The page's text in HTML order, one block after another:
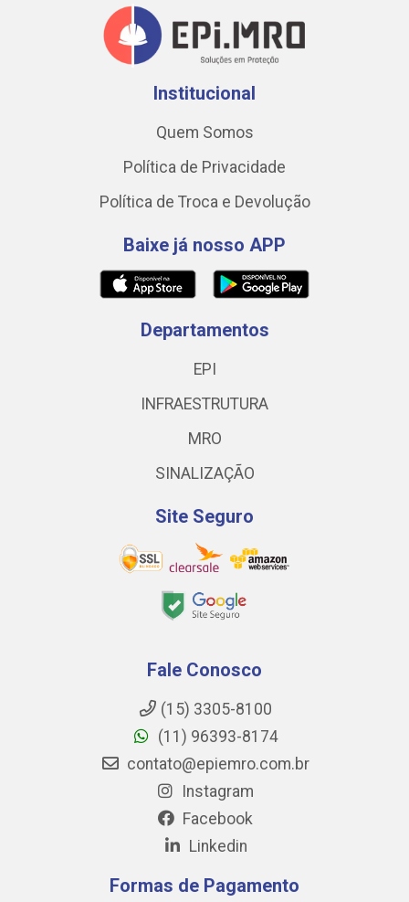
Institucional
Quem Somos
Política de Privacidade
Política de Troca e Devolução
Baixe já nosso APP
Departamentos
EPI
INFRAESTRUTURA
MRO
SINALIZAÇÃO
Site Seguro
Fale Conosco
(15) 3305-8100
(11) 96393-8174
contato@epiemro.com.br
Instagram
Facebook
Linkedin
Formas de Pagamento